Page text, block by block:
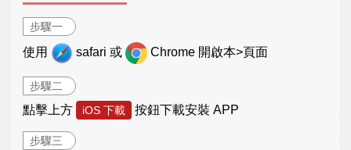
步驟一
使用 safari 或 Chrome 開啟本>頁面
步驟二
點擊上方 iOS 下載 按鈕下載安裝 APP
步驟三